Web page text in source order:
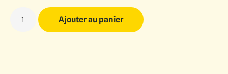
Ajouter au panier